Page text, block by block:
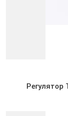
Регулятор